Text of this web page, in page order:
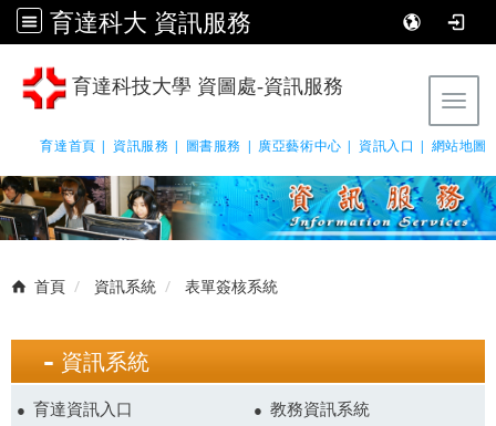
育達科大 資訊服務
育達科技大學 資圖處-資訊服務
育達首頁 | 資訊服務 | 圖書服務 | 廣亞藝術中心 | 資訊入口 | 網站地圖
首頁 資訊系統 表單簽核系統
資訊系統
育達資訊入口 教務資訊系統